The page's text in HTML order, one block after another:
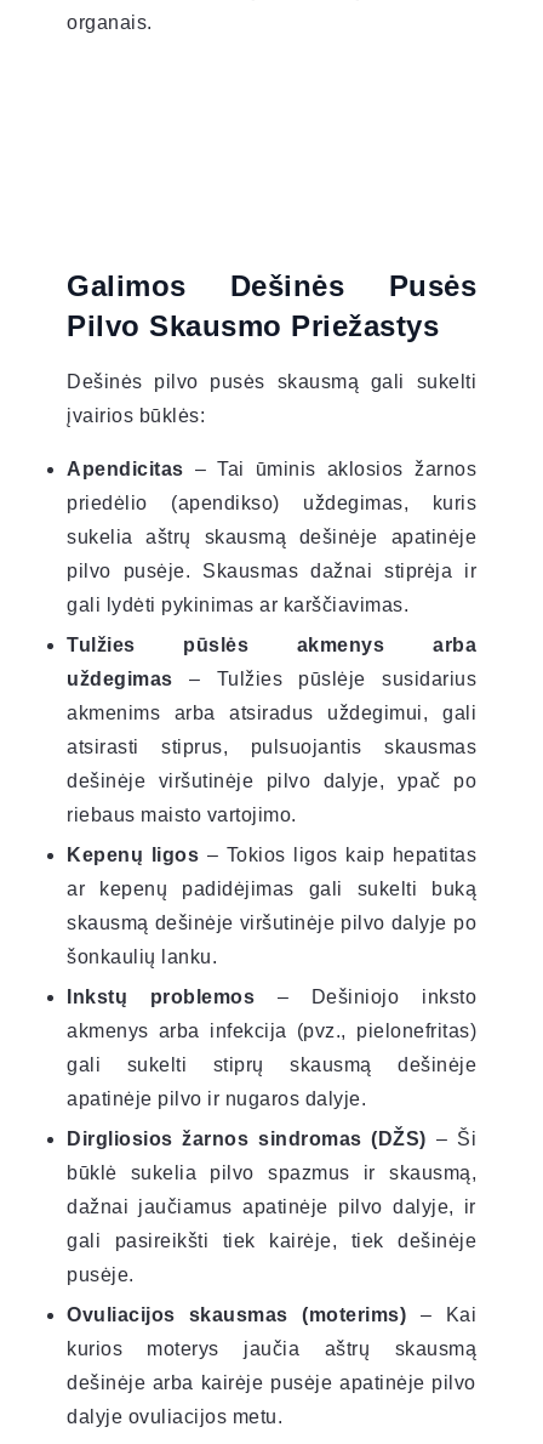
organais.
Galimos Dešinės Pusės
Pilvo Skausmo Priežastys
Dešinės pilvo pusės skausmą gali sukelti
įvairios būklės:
Apendicitas – Tai ūminis aklosios žarnos
priedėlio (apendikso) uždegimas, kuris
sukelia aštrų skausmą dešinėje apatinėje
pilvo pusėje. Skausmas dažnai stiprėja ir
gali lydėti pykinimas ar karščiavimas.
Tulžies pūslės akmenys arba
uždegimas – Tulžies pūslėje susidarius
akmenims arba atsiradus uždegimui, gali
atsirasti stiprus, pulsuojantis skausmas
dešinėje viršutinėje pilvo dalyje, ypač po
riebaus maisto vartojimo.
Kepenų ligos – Tokios ligos kaip hepatitas
ar kepenų padidėjimas gali sukelti buką
skausmą dešinėje viršutinėje pilvo dalyje po
šonkaulių lanku.
Inkstų problemos – Dešiniojo inksto
akmenys arba infekcija (pvz., pielonefritas)
gali sukelti stiprų skausmą dešinėje
apatinėje pilvo ir nugaros dalyje.
Dirgliosios žarnos sindromas (DŽS) – Ši
būklė sukelia pilvo spazmus ir skausmą,
dažnai jaučiamus apatinėje pilvo dalyje, ir
gali pasireikšti tiek kairėje, tiek dešinėje
pusėje.
Ovuliacijos skausmas (moterims) – Kai
kurios moterys jaučia aštrų skausmą
dešinėje arba kairėje pusėje apatinėje pilvo
dalyje ovuliacijos metu.